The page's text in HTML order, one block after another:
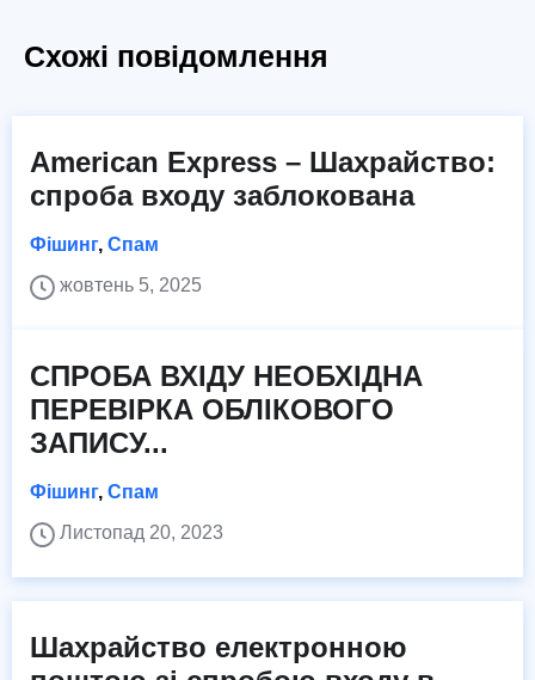
Схожі повідомлення
American Express – Шахрайство:
спроба входу заблокована
Фішинг, Спам
жовтень 5, 2025
СПРОБА ВХІДУ НЕОБХІДНА
ПЕРЕВІРКА ОБЛІКОВОГО
ЗАПИСУ...
Фішинг, Спам
Листопад 20, 2023
Шахрайство електронною